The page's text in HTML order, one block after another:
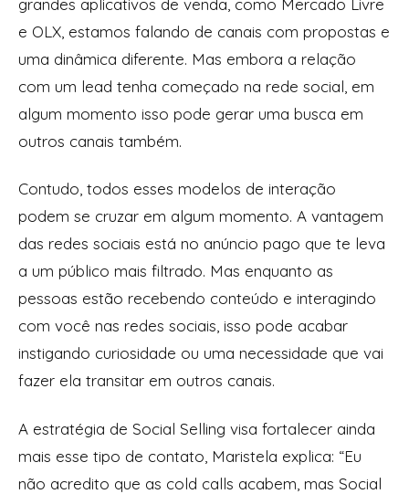
grandes aplicativos de venda, como Mercado Livre
e OLX, estamos falando de canais com propostas e
uma dinâmica diferente. Mas embora a relação
com um lead tenha começado na rede social, em
algum momento isso pode gerar uma busca em
outros canais também.
Contudo, todos esses modelos de interação
podem se cruzar em algum momento. A vantagem
das redes sociais está no anúncio pago que te leva
a um público mais filtrado. Mas enquanto as
pessoas estão recebendo conteúdo e interagindo
com você nas redes sociais, isso pode acabar
instigando curiosidade ou uma necessidade que vai
fazer ela transitar em outros canais.
A estratégia de Social Selling visa fortalecer ainda
mais esse tipo de contato, Maristela explica: “Eu
não acredito que as cold calls acabem, mas Social